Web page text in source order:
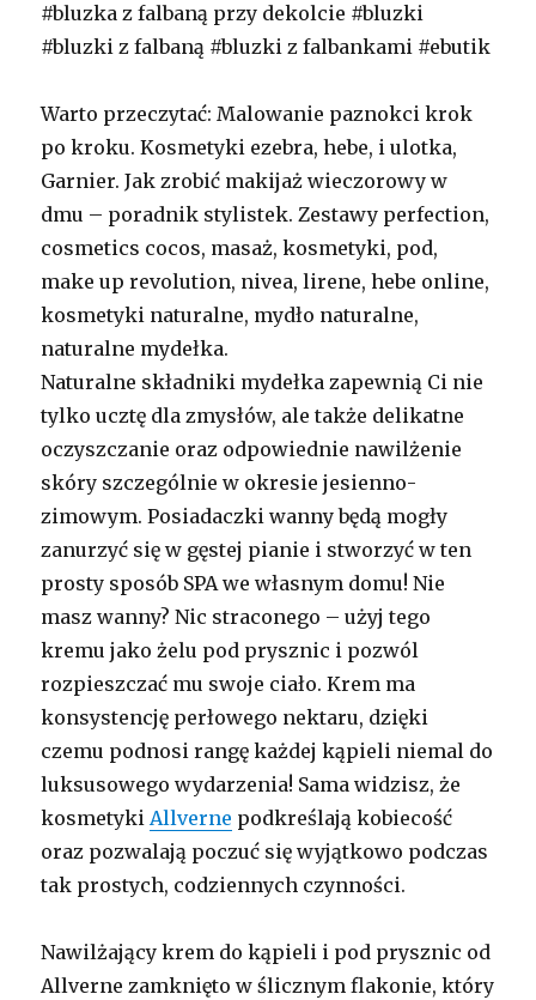
#bluzka z falbaną przy dekolcie #bluzki
#bluzki z falbaną #bluzki z falbankami #ebutik
Warto przeczytać: Malowanie paznokci krok
po kroku. Kosmetyki ezebra, hebe, i ulotka,
Garnier. Jak zrobić makijaż wieczorowy w
dmu – poradnik stylistek. Zestawy perfection,
cosmetics cocos, masaż, kosmetyki, pod,
make up revolution, nivea, lirene, hebe online,
kosmetyki naturalne, mydło naturalne,
naturalne mydełka.
Naturalne składniki mydełka zapewnią Ci nie
tylko ucztę dla zmysłów, ale także delikatne
oczyszczanie oraz odpowiednie nawilżenie
skóry szczególnie w okresie jesienno-
zimowym. Posiadaczki wanny będą mogły
zanurzyć się w gęstej pianie i stworzyć w ten
prosty sposób SPA we własnym domu! Nie
masz wanny? Nic straconego – użyj tego
kremu jako żelu pod prysznic i pozwól
rozpieszczać mu swoje ciało. Krem ma
konsystencję perłowego nektaru, dzięki
czemu podnosi rangę każdej kąpieli niemal do
luksusowego wydarzenia! Sama widzisz, że
kosmetykiAllverne podkreślają kobiecość
oraz pozwalają poczuć się wyjątkowo podczas
tak prostych, codziennych czynności.
Nawilżający krem do kąpieli i pod prysznic od
Allverne zamknięto w ślicznym flakonie, który